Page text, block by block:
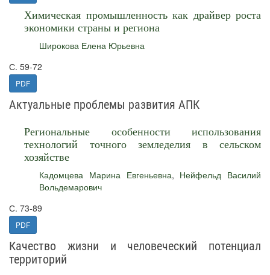
Химическая промышленность как драйвер роста
экономики страны и региона
Широкова Елена Юрьевна
С. 59-72
PDF
Актуальные проблемы развития АПК
Региональные особенности использования
технологий точного земледелия в сельском
хозяйстве
Кадомцева Марина Евгеньевна, Нейфельд Василий
Вольдемарович
С. 73-89
PDF
Качество жизни и человеческий потенциал
территорий